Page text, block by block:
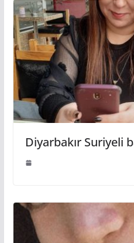
Diyarbakır Suriyeli